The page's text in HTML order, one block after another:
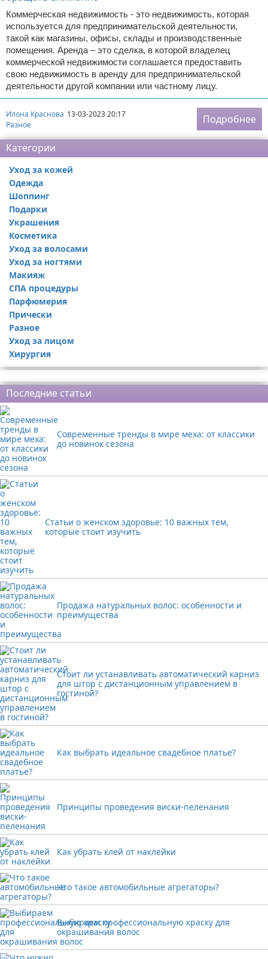
Коммерческая недвижимость - это недвижимость, которая
используется для предпринимательской деятельности,
такой как магазины, офисы, склады и производственные
помещения. Аренда – это сделка, в которой владелец
коммерческой недвижимости соглашается предоставить
свою недвижимость в аренду для предпринимательской
деятельности другой компании или частному лицу.
Илона Краснова 13-03-2023 20:17
Разное
Подробнее
Категории
Уход за кожей
Одежда
Шоппинг
Подарки
Украшения
Косметика
Уход за волосами
Уход за ногтями
Макияж
СПА процедуры
Парфюмерия
Прически
Разное
Уход за лицом
Хирургия
Последние статьи
Современные тренды в мире меха: от классики
до новинок сезона
Статьи о женском здоровье: 10 важных тем,
которые стоит изучить
Продажа натуральных волос: особенности и
преимущества
Стоит ли устанавливать автоматический карниз
для штор с дистанционным управлением в
гостиной?
Как выбрать идеальное свадебное платье?
Принципы проведения виски-пеленания
Как убрать клей от наклейки
Что такое автомобильные агрегаторы?
Выбираем профессиональную краску для
окрашивания волос